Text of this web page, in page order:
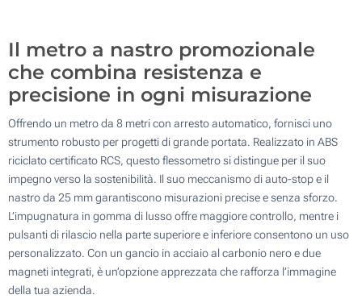
Il metro a nastro promozionale
che combina resistenza e
precisione in ogni misurazione
Offrendo un metro da 8 metri con arresto automatico, fornisci uno
strumento robusto per progetti di grande portata. Realizzato in ABS
riciclato certificato RCS, questo flessometro si distingue per il suo
impegno verso la sostenibilità. Il suo meccanismo di auto-stop e il
nastro da 25 mm garantiscono misurazioni precise e senza sforzo.
L’impugnatura in gomma di lusso offre maggiore controllo, mentre i
pulsanti di rilascio nella parte superiore e inferiore consentono un uso
personalizzato. Con un gancio in acciaio al carbonio nero e due
magneti integrati, è un’opzione apprezzata che rafforza l’immagine
della tua azienda.